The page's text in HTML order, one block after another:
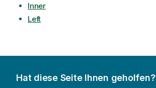
Inner
Left
Hat diese Seite Ihnen geholfen?